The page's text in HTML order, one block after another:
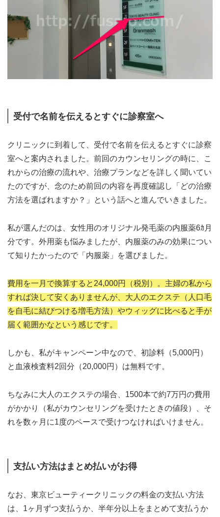
受付で名前を伝えるとすぐに診察室へ
クリニックに到着して、受付で名前を伝えるとすぐに診察
室へと案内されました。前回のカウンセリングの時に、こ
れからの治療の流れや、治療プランなどを詳しく聞いてい
たのですが、念のため前回の内容を再度確認し「どの治療
方法を選ばれますか？」という話へと進んでいきました。
私が選んだのは、女性用のオリジナル発毛薬の内服薬6ｶ月
分です。外用薬も悩みましたが、内服薬のみの効果につい
て知りたかったので「内服薬」を選びました。
費用を一月で換算すると24,000円（税別）。主婦の私から
すれば決して安くありませんが、大人のエクステ（人口毛
を自毛に結びつける増毛方法）やウィッグに比べると手が
届く範囲かなという感じです。
しかも、私がキャンペーン中なので、初診料（5,000円）
と血液検査料2回分（20,000円）は無料です。
ちなみに大人のエクステの場合、1500本で約7万円の費用
がかかり（私がカウンセリングを受けたときの値段）、そ
れを数ヶ月に1度のペースで受けつなければいけません。
支払い方法はまとめ払いがお得
なお、東京ビューティークリニックの料金の支払い方法
は、1ヶ月ずつ支払うか、半年分以上をまとめて支払うか